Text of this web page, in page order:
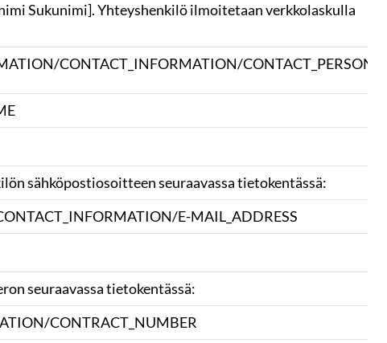
Sukunimi]. Yhteyshenkilö ilmoitetaan verkkolaskulla
CONTACT_INFORMATION/CONTACT_PERSON
sähköpostiosoitteen seuraavassa tietokentässä:
E-MAIL_ADDRESS
seuraavassa tietokentässä:
CONTRACT_NUMBER